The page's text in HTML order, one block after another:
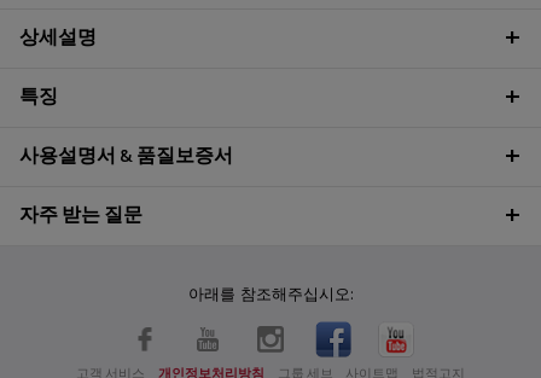
상세설명
특징
사용설명서 & 품질보증서
자주 받는 질문
아래를 참조해주십시오:
고객 서비스 개인정보처리방침 그룹 세브 사이트맵 법적고지